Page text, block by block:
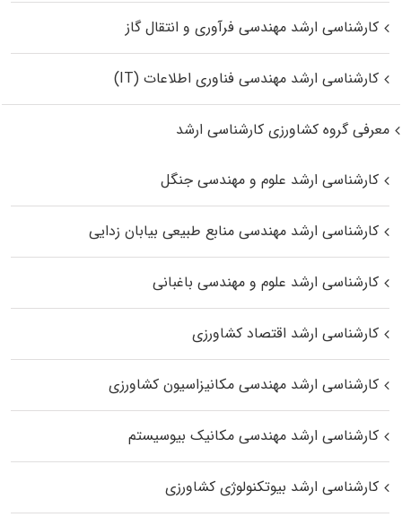
کارشناسی ارشد مهندسی فرآوری و انتقال گاز
کارشناسی ارشد مهندسی فناوری اطلاعات (IT)
معرفی گروه کشاورزی کارشناسی ارشد
کارشناسی ارشد علوم و مهندسی جنگل
کارشناسی ارشد مهندسی منابع طبیعی بیابان زدایی
کارشناسی ارشد علوم و مهندسی باغبانی
کارشناسی ارشد اقتصاد کشاورزی
کارشناسی ارشد مهندسی مکانیزاسیون کشاورزی
کارشناسی ارشد مهندسی مکانیک بیوسیستم
کارشناسی ارشد بیوتکنولوژی کشاورزی